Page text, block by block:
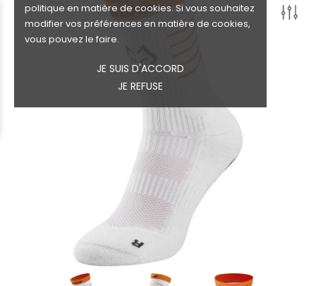
politique en matière de cookies. Si vous souhaitez
modifier vos préférences en matière de cookies,
vous pouvez le faire.
JE SUIS D'ACCORD
JE REFUSE